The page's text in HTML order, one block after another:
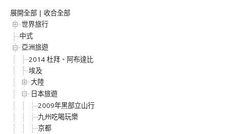
展開全部 | 收合全部
世界旅行
中式
亞洲旅遊
2014 杜拜、阿布達比
埃及
大陸
日本旅遊
2009年黑部立山行
九州吃喝玩樂
京都